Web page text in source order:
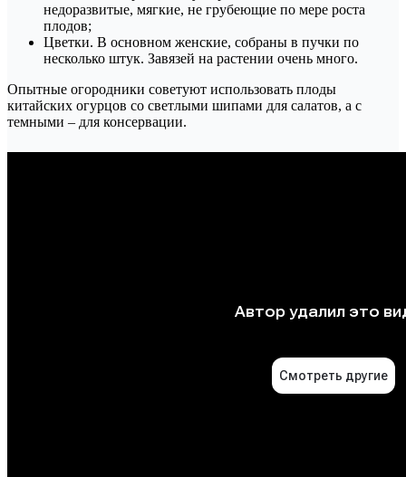
недоразвитые, мягкие, не грубеющие по мере роста
плодов;
Цветки. В основном женские, собраны в пучки по
несколько штук. Завязей на растении очень много.
Опытные огородники советуют использовать плоды
китайских огурцов со светлыми шипами для салатов, а с
темными – для консервации.